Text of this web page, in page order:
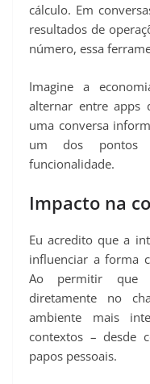
cálculo. Em
resultados de
número, essa
Imagine a
alternar entre apps
uma conversa
um dos pontos
funcionalidade.
Impacto na
Eu acredito que a
influenciar a forma
Ao permitir que
diretamente no
ambiente mais
contextos – desde
papos pessoais.